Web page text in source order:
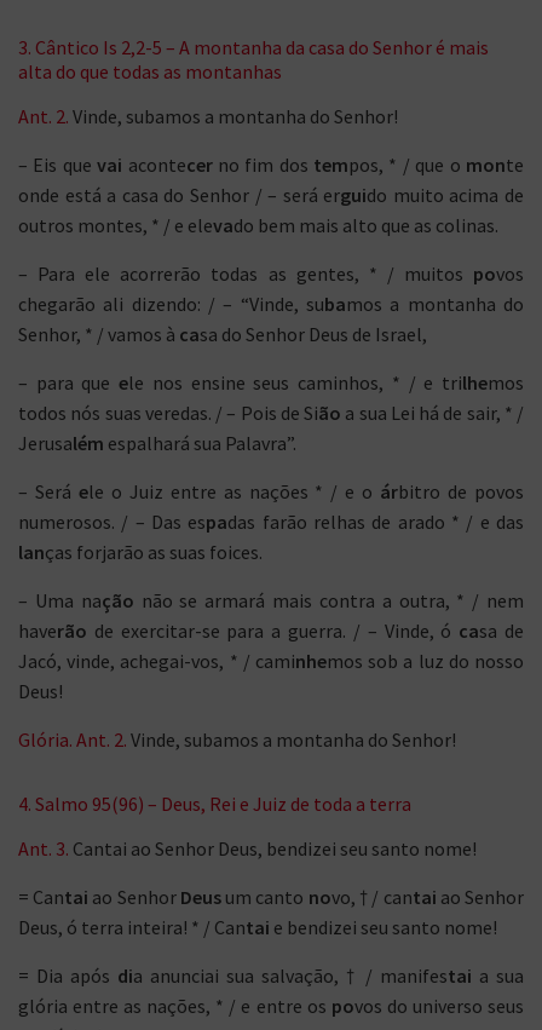
3. Cântico Is 2,2-5 – A montanha da casa do Senhor é mais
alta do que todas as montanhas
Ant. 2. Vinde, subamos a montanha do Senhor!
– Eis quevai acontecerno fim dos tempos, * / que o monte
onde está a casa do Senhor / – será erguido muito acima de
outros montes, * / e elevado bem mais alto que as colinas.
– Para ele acorrerão todas as gentes, * / muitos povos
chegarão ali dizendo: / – “Vinde, subamos a montanha do
Senhor, * / vamos à casa do Senhor Deus de Israel,
– para queele nos ensine seus caminhos, * / e trilhemos
todos nós suas veredas. / – Pois de Sião a sua Lei há de sair, * /
Jerusalém espalhará sua Palavra”.
– Será ele o Juiz entre as nações * / e o árbitro de povos
numerosos. / – Das espadas farão relhas de arado * / e das
lanças forjarão as suas foices.
– Uma nação não se armará mais contra a outra, * / nem
haverão de exercitar-se para a guerra. / – Vinde, ó casa de
Jacó, vinde, achegai-vos, * / caminhemos sob a luz do nosso
Deus!
Glória. Ant. 2. Vinde, subamos a montanha do Senhor!
4. Salmo 95(96) – Deus, Rei e Juiz de toda a terra
Ant. 3. Cantai ao Senhor Deus, bendizei seu santo nome!
= Cantai ao Senhor Deusum canto novo, † / cantai ao Senhor
Deus, ó terra inteira! * / Cantai e bendizei seu santo nome!
= Dia após dia anunciai sua salvação, † / manifestai a sua
glória entre as nações, * / e entre os povos do universo seus